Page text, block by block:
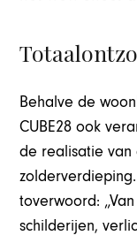
Behalve de
CUBE28 ook
de realisatie van
toverwoord:
schilderijen,